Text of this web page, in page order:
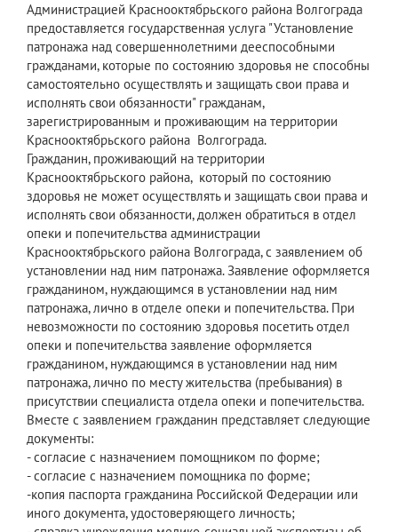
Администрацией Краснооктябрьского района Волгограда
предоставляется государственная услуга "Установление
патронажа над совершеннолетними дееспособными
гражданами, которые по состоянию здоровья не способны
самостоятельно осуществлять и защищать свои права и
исполнять свои обязанности" гражданам,
зарегистрированным и проживающим на территории
Краснооктябрьского района Волгограда.
Гражданин, проживающий на территории
Краснооктябрьского района, который по состоянию
здоровья не может осуществлять и защищать свои права и
исполнять свои обязанности, должен обратиться в отдел
опеки и попечительства администрации
Краснооктябрьского района Волгограда, с заявлением об
установлении над ним патронажа. Заявление оформляется
гражданином, нуждающимся в установлении над ним
патронажа, лично в отделе опеки и попечительства. При
невозможности по состоянию здоровья посетить отдел
опеки и попечительства заявление оформляется
гражданином, нуждающимся в установлении над ним
патронажа, лично по месту жительства (пребывания) в
присутствии специалиста отдела опеки и попечительства.
Вместе с заявлением гражданин представляет следующие
документы:
- согласие с назначением помощником по форме;
- согласие с назначением помощника по форме;
-копия паспорта гражданина Российской Федерации или
иного документа, удостоверяющего личность;